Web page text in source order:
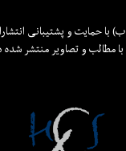
حمایت و پشتیبانی
مطالب و تصاویر منتشر شده